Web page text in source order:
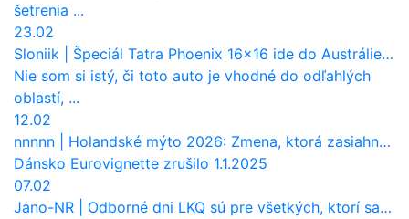
šetrenia ...
23.02
Sloniik
Špeciál Tatra Phoenix 16×16 ide do Austrálie. Na čo bude slúžiť?
Nie som si istý, či toto auto je vhodné do odľahlých
oblastí, ...
12.02
nnnnn
Holandské mýto 2026: Zmena, ktorá zasiahne slovenských dopravcov
Dánsko Eurovignette zrušilo 1.1.2025
07.02
Jano-NR
Odborné dni LKQ sú pre všetkých, ktorí sa chcú dozvedieť niečo viac